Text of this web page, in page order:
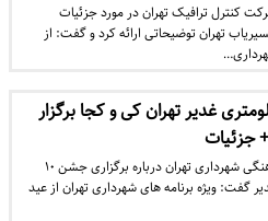
کنترل ترافیک تهران در مورد جزئیات
تهران توضیحاتی ارائه کرد و گفت: از
غدیر تهران کی و کجا برگزار
جزئیات
مدیر کل فرهنگی شهرداری تهران درباره برگزاری جشن ۱۰
گفت: ویژه برنامه های شهرداری تهران از عید